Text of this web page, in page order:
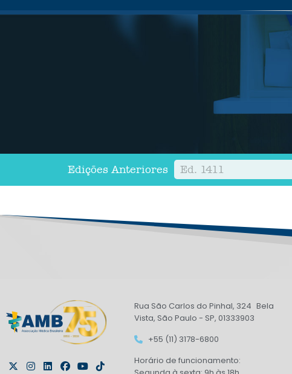
Edições Anteriores Ed. 1411
Rua São Carlos do Pinhal, 324 Bela
Vista, São Paulo - SP, 01333903
+55 (11) 3178-6800
Horário de funcionamento: